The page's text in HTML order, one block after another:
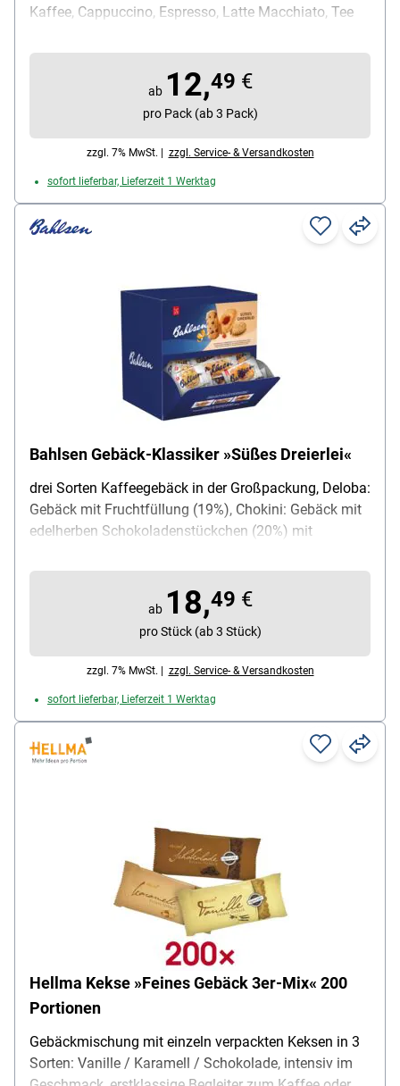
Kaffee, Cappuccino, Espresso, Latte Macchiato, Tee
Stück, Lieferumfang: 1 Spenderkarton mit 150 Keksen
einzeln verpackt (gesamt 937,5 g)
ab 12,49 €
pro Pack (ab 3 Pack)
zzgl. 7% MwSt. | zzgl. Service- & Versandkosten
sofort lieferbar, Lieferzeit 1 Werktag
Bahlsen Gebäck-Klassiker »Süßes Dreierlei«
drei Sorten Kaffeegebäck in der Großpackung, Deloba:
Gebäck mit Fruchtfüllung (19%), Chokini: Gebäck mit
edelherben Schokoladenstückchen (20%) mit
Kakaocreme-Füllung (27%), durch Einzelverpackungen
sind die Kekse in der Großpackung lange haltbar,
praktisches Theken-Display mit ausklappbarer
Öffnung, Inhalt: 150 Stück, Lieferumfang: 1 Karton
mit 150 einzeln verpackten Keksen (gesamt 988 g)
ab 18,49 €
pro Stück (ab 3 Stück)
zzgl. 7% MwSt. | zzgl. Service- & Versandkosten
sofort lieferbar, Lieferzeit 1 Werktag
Hellma Kekse »Feines Gebäck 3er-Mix« 200
Portionen
Gebäckmischung mit einzeln verpackten Keksen in 3
Sorten: Vanille / Karamell / Schokolade, intensiv im